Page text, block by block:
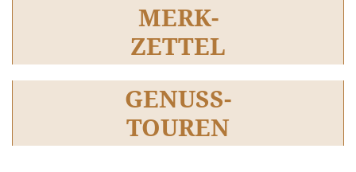
MERK-
ZETTEL
GENUSS-
TOUREN